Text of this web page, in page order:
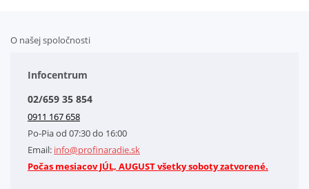
O našej spoločnosti
Obchodné podmienky
Kontakt
Letáky na stiahnutie
GDPR-Informácie o spracovaní osobných údajov HQ Tools, spol. s r. o.
Cookies
Infocentrum
02/659 35 854
0911 167 658
Po-Pia od 07:30 do 16:00
Email: info@profinaradie.sk
Počas mesiacov JÚL, AUGUST všetky soboty zatvorené.